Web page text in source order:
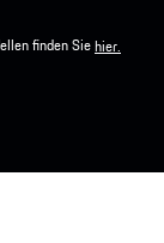
finden Siehier.